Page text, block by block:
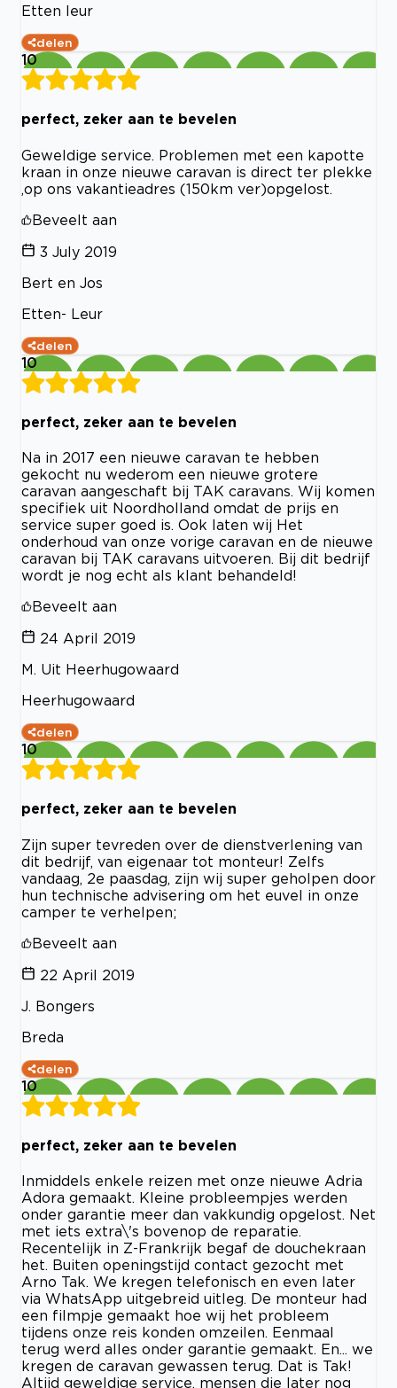
Etten leur
delen
10
perfect, zeker aan te bevelen
Geweldige service. Problemen met een kapotte
kraan in onze nieuwe caravan is direct ter plekke
,op ons vakantieadres (150km ver)opgelost.
Beveelt aan
3 July 2019
Bert en Jos
Etten- Leur
delen
10
perfect, zeker aan te bevelen
Na in 2017 een nieuwe caravan te hebben
gekocht nu wederom een nieuwe grotere
caravan aangeschaft bij TAK caravans. Wij komen
specifiek uit Noordholland omdat de prijs en
service super goed is. Ook laten wij Het
onderhoud van onze vorige caravan en de nieuwe
caravan bij TAK caravans uitvoeren. Bij dit bedrijf
wordt je nog echt als klant behandeld!
Beveelt aan
24 April 2019
M. Uit Heerhugowaard
Heerhugowaard
delen
10
perfect, zeker aan te bevelen
Zijn super tevreden over de dienstverlening van
dit bedrijf, van eigenaar tot monteur! Zelfs
vandaag, 2e paasdag, zijn wij super geholpen door
hun technische advisering om het euvel in onze
camper te verhelpen;
Beveelt aan
22 April 2019
J. Bongers
Breda
delen
10
perfect, zeker aan te bevelen
Inmiddels enkele reizen met onze nieuwe Adria
Adora gemaakt. Kleine probleempjes werden
onder garantie meer dan vakkundig opgelost. Net
met iets extra\'s bovenop de reparatie.
Recentelijk in Z-Frankrijk begaf de douchekraan
het. Buiten openingstijd contact gezocht met
Arno Tak. We kregen telefonisch en even later
via WhatsApp uitgebreid uitleg. De monteur had
een filmpje gemaakt hoe wij het probleem
tijdens onze reis konden omzeilen. Eenmaal
terug werd alles onder garantie gemaakt. En... we
kregen de caravan gewassen terug. Dat is Tak!
Altijd geweldige service, mensen die later nog